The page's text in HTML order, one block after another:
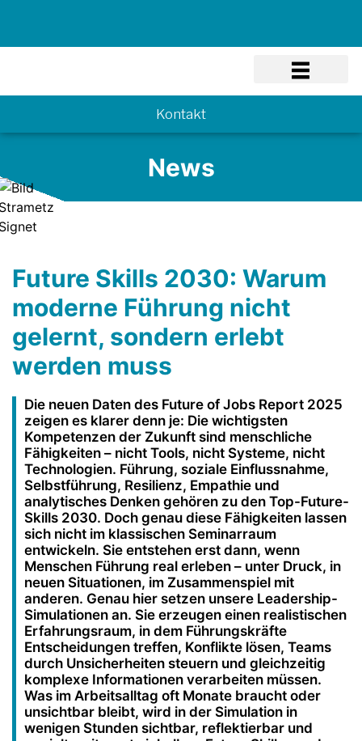
Kontakt
News
Future Skills 2030: Warum
moderne Führung nicht
gelernt, sondern erlebt
werden muss
Die neuen Daten des Future of Jobs Report 2025
zeigen es klarer denn je: Die wichtigsten
Kompetenzen der Zukunft sind menschliche
Fähigkeiten – nicht Tools, nicht Systeme, nicht
Technologien. Führung, soziale Einflussnahme,
Selbstführung, Resilienz, Empathie und
analytisches Denken gehören zu den Top-Future-
Skills 2030. Doch genau diese Fähigkeiten lassen
sich nicht im klassischen Seminarraum
entwickeln. Sie entstehen erst dann, wenn
Menschen Führung real erleben – unter Druck, in
neuen Situationen, im Zusammenspiel mit
anderen. Genau hier setzen unsere Leadership-
Simulationen an. Sie erzeugen einen realistischen
Erfahrungsraum, in dem Führungskräfte
Entscheidungen treffen, Konflikte lösen, Teams
durch Unsicherheiten steuern und gleichzeitig
komplexe Informationen verarbeiten müssen.
Was im Arbeitsalltag oft Monate braucht oder
unsichtbar bleibt, wird in der Simulation in
wenigen Stunden sichtbar, reflektierbar und